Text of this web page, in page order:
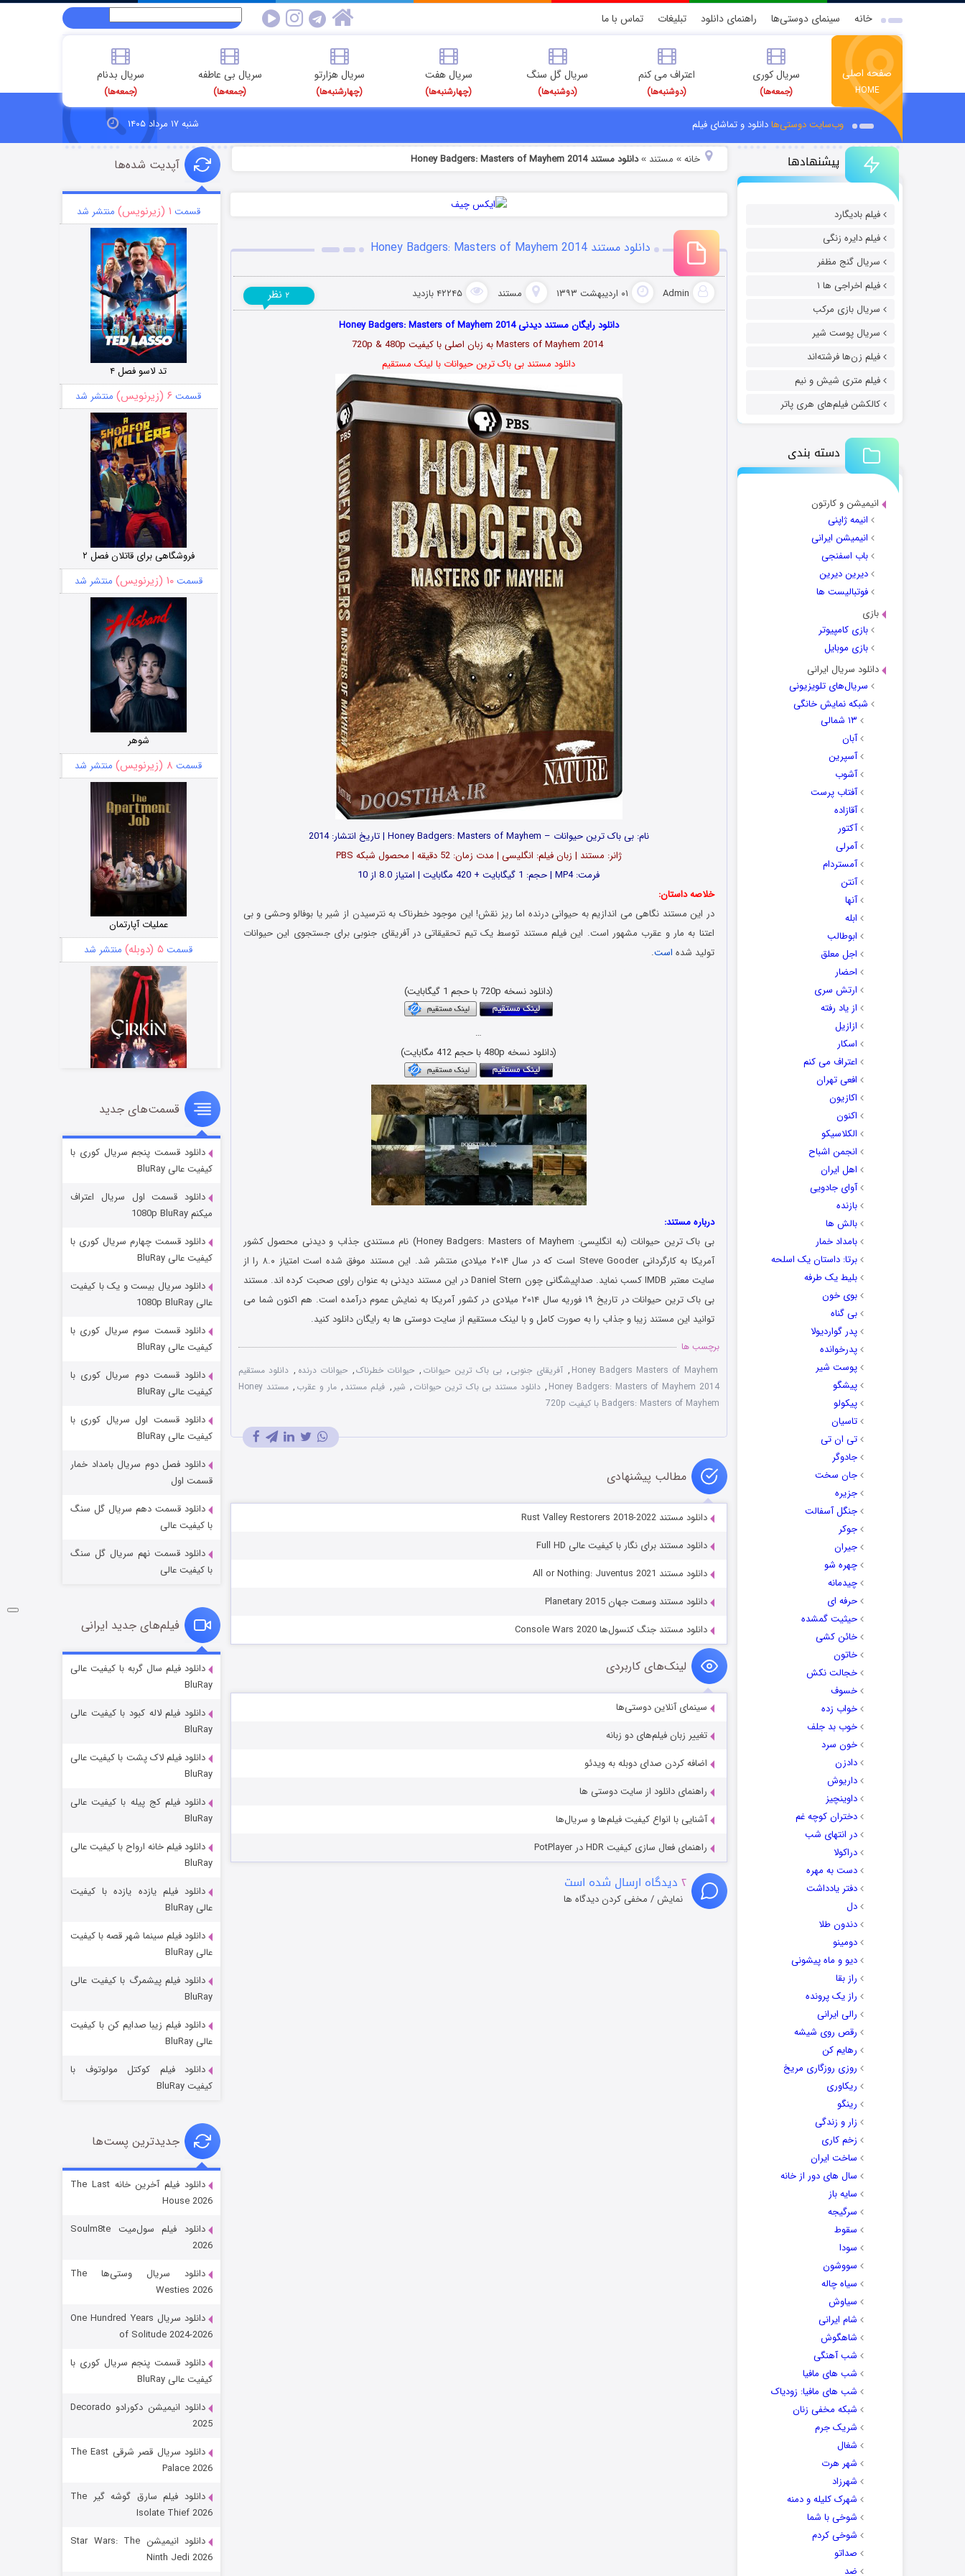
خانه سینمای دوستی‌ها راهنمای دانلود تبلیغات تماس با ما
صفحه اصلی
HOME
سریال کوری
(جمعه‌ها)
اعتراف می کنم
(دوشنبه‌ها)
سریال گل سنگ
(دوشنبه‌ها)
سریال هفت
(چهارشنبه‌ها)
سریال هزارتو
(چهارشنبه‌ها)
سریال بی عاطفه
(جمعه‌ها)
سریال بدنام
(جمعه‌ها)
وب‌سایت دوستی‌هادانلود و تماشای فیلم شنبه ۱۷ مرداد ۱۴۰۵
پیشنهادها
فیلم بادیگارد
فیلم دایره زنگی
سریال گنج مظفر
فیلم اخراجی ها ۱
سریال بازی مرکب
سریال پوست شیر
فیلم زن‌ها فرشته‌اند
فیلم متری شیش و نیم
کالکشن فیلم‌های هری پاتر
دسته بندی
انیمیشن و کارتون
انیمه ژاپنی
انیمیشن ایرانی
باب اسفنجی
دیرین دیرین
فوتبالیست ها
بازی
بازی کامپیوتر
بازی موبایل
دانلود سریال ایرانی
سریال‌های تلویزیونی
شبکه نمایش خانگی
۱۳ شمالی
آبان
آسپرین
آشوب
آفتاب پرست
آقازاده
آکتور
آمرلی
آمستردام
آنتن
آنها
ابله
ابوطالب
اجل معلق
احضار
ارتش سری
از یاد رفته
ازازیل
اسکار
اعتراف می کنم
افعی تهران
اکازیون
اکنون
الکلاسیکو
انجمن اشباح
اهل ایران
آوای جادویی
بازنده
بالش ها
بامداد خمار
برتا: داستان یک اسلحه
بلیط یک‌‌ طرفه
بوی خون
بی گناه
پدر گواردیولا
پدرخوانده
پوست شیر
پیشگو
پیکولو
تاسیان
تی ان تی
جادوگر
جان سخت
جزیره
جنگل آسفالت
جوکر
جیران
چهره شو
چیدمانه
حرفه ای
حیثیت گمشده
خائن کشی
خاتون
خجالت نکش
خسوف
خواب زده
خوب بد جلف
خون سرد
دادزن
داریوش
داوینچیز
دختران کوچه غم
در انتهای شب
دراکولا
دست به مهره
دفتر یادداشت
دل
دندون طلا
دومینو
دیو و ماه پیشونی
راز بقا
راز یک پرونده
رالی ایرانی
رقص روی شیشه
رهایم کن
روزی روزگاری مریخ
ریکاوری
رینگو
زار و زندگی
زخم کاری
ساخت ایران
سال های دور از خانه
سایه باز
سرگیجه
سقوط
سودا
سووشون
سیاه چاله
سیاوش
شام ایرانی
شاهگوش
شب آهنگی
شب های مافیا
شب های مافیا: زودیاک
شبکه مخفی زنان
شریک جرم
شغال
شهر هرت
شهرزاد
شهرک کلیله و دمنه
شوخی با شما
شوخی کردم
صداتو
ضد
خانه» مستند »دانلود مستند Honey Badgers: Masters of Mayhem 2014
دانلود مستند Honey Badgers: Masters of Mayhem 2014
Admin ۰۱ اردیبهشت ۱۳۹۳ مستند ۴۲۲۴۵ بازدید ۲ نظر
دانلود رایگان مستند دیدنی Honey Badgers: Masters of Mayhem 2014
Masters of Mayhem 2014 به زبان اصلی با کیفیت 720p & 480p
دانلود مستند بی باک ترین حیوانات با لینک مستقیم
نام: بی باک ترین حیوانات – Honey Badgers: Masters of Mayhem | تاریخ انتشار: 2014
ژانر: مستند | زبان فیلم: انگلیسی | مدت زمان: 52 دقیقه | محصول شبکه PBS
فرمت: MP4 | حجم: 1 گیگابایت + 420 مگابایت | امتیاز 8.0 از 10
خلاصه داستان:
در این مستند نگاهی می اندازیم به حیوانی درنده اما ریز نقش! این موجود خطرناک به نترسیدن از شیر یا بوفالو وحشی و بی
اعتنا به مار و عقرب مشهور است. این فیلم مستند توسط یک تیم تحقیقاتی در آفریقای جنوبی برای جستجوی این حیوانات
تولید شده است.
(دانلود نسخه 720p با حجم 1 گیگابایت)
…
(دانلود نسخه 480p با حجم 412 مگابایت)
درباره مستند:
بی باک ترین حیوانات (به انگلیسی: Honey Badgers: Masters of Mayhem) نام مستندی جذاب و دیدنی محصول کشور
آمریکا به کارگردانی Steve Gooder است که در سال ۲۰۱۴ میلادی منتشر شد. این مستند موفق شده است امتیاز ۸.۰ را از
سایت معتبر IMDB کسب نماید. صداپیشگانی چون Daniel Stern در این مستند دیدنی به عنوان راوی صحبت کرده اند. مستند
بی باک ترین حیوانات در تاریخ ۱۹ فوریه سال ۲۰۱۴ میلادی در کشور آمریکا به نمایش عموم درآمده است. هم اکنون شما می
توانید این مستند زیبا و جذاب را به صورت کامل و با لینک مستقیم از سایت دوستی ها به رایگان دانلود کنید.
برچسب ها
Honey Badgers Masters of Mayhem
, آفریقای جنوبی , بی باک ترین حیوانات , حیوانات خطرناک, حیوانات درنده , دانلود مستقیم
Honey Badgers: Masters of Mayhem 2014
, دانلود مستند بی باک ترین حیوانات , شیر , فیلم مستند , مار و عقرب ,
مستند Honey
Badgers: Masters of Mayhem با کیفیت 720p
مطالب پیشنهادی
دانلود مستند Rust Valley Restorers 2018-2022
دانلود مستند برای نگار با کیفیت عالی Full HD
دانلود مستند All or Nothing: Juventus 2021
دانلود مستند وسعت جهان Planetary 2015
دانلود مستند جنگ کنسول‌ها Console Wars 2020
لینک‌های کاربردی
سینمای آنلاین دوستی‌ها
تغییر زبان فیلم‌های دو زبانه
اضافه کردن صدای دوبله به ویدئو
راهنمای دانلود از سایت دوستی ها
آشنایی با انواع کیفیت فیلم‌ها و سریال‌ها
راهنمای فعال سازی کیفیت HDR در PotPlayer
۲ دیدگاه ارسال شده است
نمایش / مخفی کردن دیدگاه ها
آپدیت شده‌ها
قسمت ۱ (زیرنویس) منتشر شد
تد لاسو فصل ۴
قسمت ۶ (زیرنویس) منتشر شد
فروشگاهی برای قاتلان فصل ۲
قسمت۱۰ (زیرنویس) منتشر شد
شوهر
قسمت ۸ (زیرنویس) منتشر شد
عملیات آپارتمان
قسمت ۵ (دوبله) منتشر شد
سریال زشت
قسمت۲ (زیرنویس) منتشر شد
مردگان متحرک: شهر مرده ۳
شکست استوارت در نجات جهان
قسمت ۷ (زیرنویس) منتشر شد
شوگر فصل ۲
قسمت
خاندان اژدها فصل ۳
جادوگری در مغولستان
قسمت
رویایی برای تو
قسمت
قسمت‌های جدید
دانلود قسمت پنجم سریال کوری با
کیفیت عالی BluRay
دانلود قسمت اول سریال اعتراف
میکنم 1080p BluRay
دانلود قسمت چهارم سریال کوری با
کیفیت عالی BluRay
دانلود سریال بیست و یک با کیفیت
عالی 1080p BluRay
دانلود قسمت سوم سریال کوری با
کیفیت عالی BluRay
دانلود قسمت دوم سریال کوری با
کیفیت عالی BluRay
دانلود قسمت اول سریال کوری با
کیفیت عالی BluRay
دانلود فصل دوم سریال بامداد خمار
قسمت اول
دانلود قسمت دهم سریال گل سنگ
با کیفیت عالی
دانلود قسمت نهم سریال گل سنگ
با کیفیت عالی
فیلم‌های جدید ایرانی
دانلود فیلم سال گربه با کیفیت عالی
BluRay
دانلود فیلم لاله کبود با کیفیت عالی
BluRay
دانلود فیلم لاک پشت با کیفیت عالی
BluRay
دانلود فیلم کج‌ پیله با کیفیت عالی
BluRay
دانلود فیلم خانه ارواح با کیفیت عالی
BluRay
دانلود فیلم یازده یازده با کیفیت
عالی BluRay
دانلود فیلم سینما شهر قصه با کیفیت
عالی BluRay
دانلود فیلم پیشمرگ با کیفیت عالی
BluRay
دانلود فیلم زیبا صدایم کن با کیفیت
عالی BluRay
دانلود فیلم کوکتل مولوتوف با
کیفیت BluRay
جدیدترین پست‌ها
دانلود فیلم آخرین خانه The Last
House 2026
دانلود فیلم سول‌میت Soulm8te
2026
دانلود سریال وستی‌ها The
Westies 2026
دانلود سریال One Hundred Years
of Solitude 2024-2026
دانلود قسمت پنجم سریال کوری با
کیفیت عالی BluRay
دانلود انیمیشن دکورادو Decorado
2025
دانلود سریال قصر شرقی The East
Palace 2026
دانلود فیلم سارق گوشه گیر The
Isolate Thief 2026
دانلود انیمیشن Star Wars: The
Ninth Jedi 2026